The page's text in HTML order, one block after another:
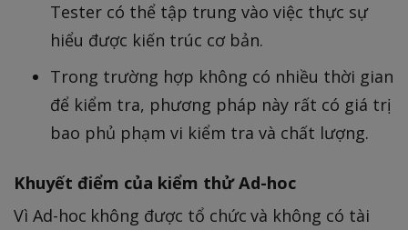
Tester có thể tập trung vào việc thực sự
hiểu được kiến trúc cơ bản.
Trong trường hợp không có nhiều thời gian
để kiểm tra, phương pháp này rất có giá trị
bao phủ phạm vi kiểm tra và chất lượng.
Khuyết điểm của kiểm thử Ad-hoc
Vì Ad-hoc không được tổ chức và không có tài